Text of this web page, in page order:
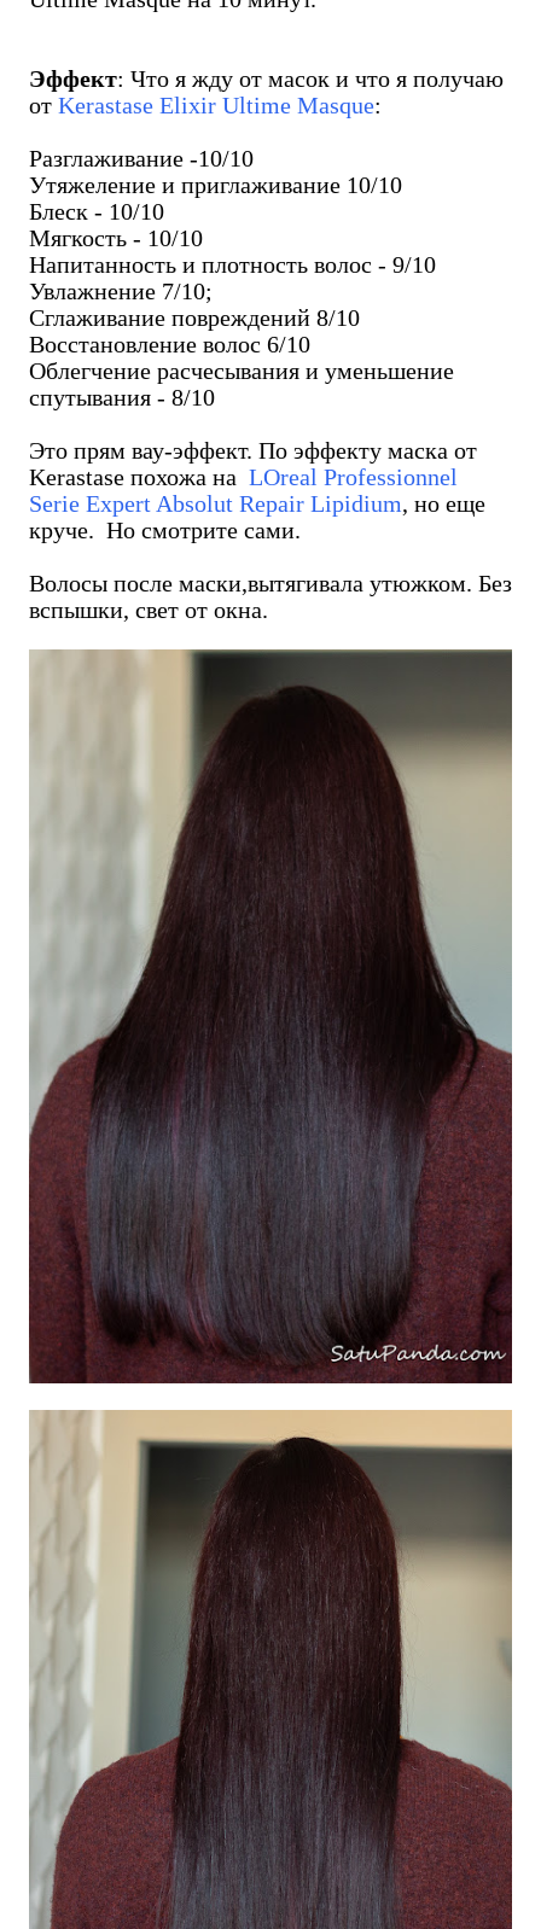
Эффект: Что я жду от масок и что я получаю
от Kerastase Elixir Ultime Masque:
Разглаживание -10/10
Утяжеление и приглаживание 10/10
Блеск - 10/10
Мягкость - 10/10
Напитанность и плотность волос - 9/10
Увлажнение 7/10;
Сглаживание повреждений 8/10
Восстановление волос 6/10
Облегчение расчесывания и уменьшение
спутывания - 8/10
Это прям вау-эффект. По эффекту маска от
Kerastase похожа на LOreal Professionnel
Serie Expert Absolut Repair Lipidium, но еще
круче. Но смотрите сами.
Волосы после маски,вытягивала утюжком. Без
вспышки, свет от окна.